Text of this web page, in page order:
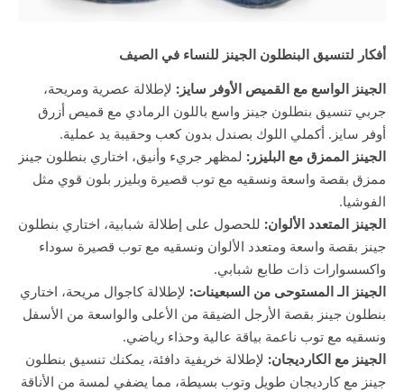
أفكار لتنسيق البنطلون الجينز للنساء في الصيف
الجينز الواسع مع القميص الأوفر سايز: لإطلالة عصرية ومريحة،
جربي تنسيق بنطلون جينز واسع باللون الرمادي مع قميص أزرق
أوفر سايز. أكملي اللوك بصندل بدون كعب وحقيبة يد عملية.
الجينز الممزق مع البليزر: لمظهر جريء وأنيق، اختاري بنطلون جينز
ممزق بقصة واسعة ونسقيه مع توب قصيرة وبليزر بلون قوي مثل
الفوشيا.
الجينز المتعدد الألوان: للحصول على إطلالة شبابية، اختاري بنطلون
جينز بقصة واسعة ومتعدد الألوان ونسقيه مع توب قصيرة سوداء
واكسسوارات ذات طابع شبابي.
الجينز الـ المستوحى من السبعينات: لإطلالة كاجوال مريحة، اختاري
بنطلون جينز بقصة الأرجل الضيقة من الأعلى والواسعة من الأسفل
ونسقيه مع توب ناعمة بياقة عالية وحذاء رياضي.
الجينز مع الكارديجان: لإطلالة خريفية دافئة، يمكنك تنسيق بنطلون
جينز مع كارديجان طويل وتوب بسيطة، مما يضفي لمسة من الأناقة